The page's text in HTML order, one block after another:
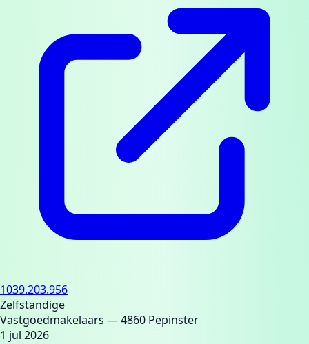
1039.203.956
Zelfstandige
Vastgoedmakelaars — 4860 Pepinster
1 jul 2026